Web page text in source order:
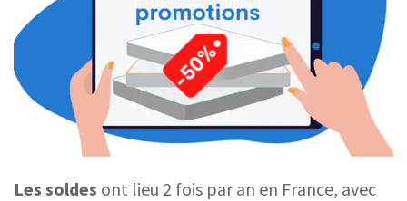
Les soldes ont lieu 2 fois par an en France, avec